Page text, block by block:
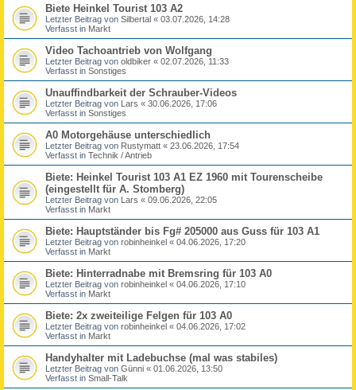
Biete Heinkel Tourist 103 A2
Letzter Beitrag von Silbertal « 03.07.2026, 14:28
Verfasst in Markt
Video Tachoantrieb von Wolfgang
Letzter Beitrag von oldbiker « 02.07.2026, 11:33
Verfasst in Sonstiges
Unauffindbarkeit der Schrauber-Videos
Letzter Beitrag von Lars « 30.06.2026, 17:06
Verfasst in Sonstiges
A0 Motorgehäuse unterschiedlich
Letzter Beitrag von Rustymatt « 23.06.2026, 17:54
Verfasst in Technik / Antrieb
Biete: Heinkel Tourist 103 A1 EZ 1960 mit Tourenscheibe
(eingestellt für A. Stomberg)
Letzter Beitrag von Lars « 09.06.2026, 22:05
Verfasst in Markt
Biete: Hauptständer bis Fg# 205000 aus Guss für 103 A1
Letzter Beitrag von robinheinkel « 04.06.2026, 17:20
Verfasst in Markt
Biete: Hinterradnabe mit Bremsring für 103 A0
Letzter Beitrag von robinheinkel « 04.06.2026, 17:10
Verfasst in Markt
Biete: 2x zweiteilige Felgen für 103 A0
Letzter Beitrag von robinheinkel « 04.06.2026, 17:02
Verfasst in Markt
Handyhalter mit Ladebuchse (mal was stabiles)
Letzter Beitrag von Günni « 01.06.2026, 13:50
Verfasst in Small-Talk